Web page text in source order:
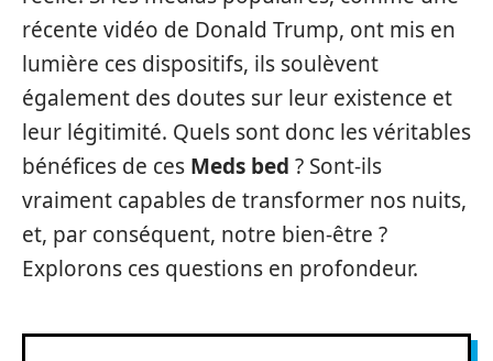
récente vidéo de Donald Trump, ont mis en
lumière ces dispositifs, ils soulèvent
également des doutes sur leur existence et
leur légitimité. Quels sont donc les véritables
bénéfices de ces Meds bed ? Sont-ils
vraiment capables de transformer nos nuits,
et, par conséquent, notre bien-être ?
Explorons ces questions en profondeur.